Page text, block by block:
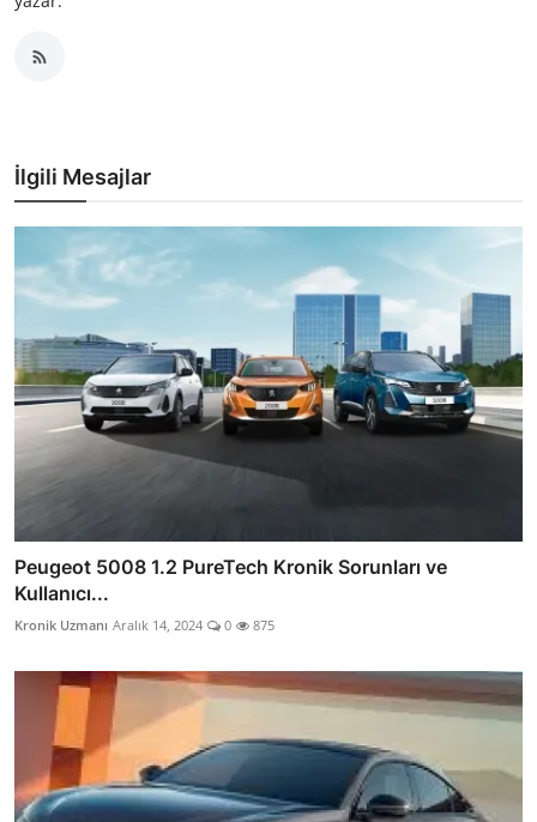
İlgili Mesajlar
Peugeot 5008 1.2 PureTech Kronik Sorunları ve
Kullanıcı...
Kronik Uzmanı Aralık 14, 2024 0 875